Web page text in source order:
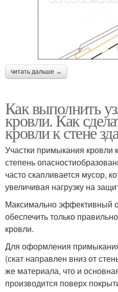
читать дальше →
Как выполнить
кровли. Как
кровли к стене
Участки примыкания кровли
степень
часто скапливается мусор,
увеличивая нагрузку на
Максимально эффективный
обеспечить только
кровли.
Для оформления
(скат направлен вниз от
же материала, что и
производится поверх